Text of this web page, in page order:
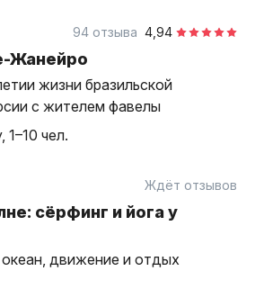
4,94
94 отзыва
Жанейро
жизни бразильской
с жителем фавелы
1–10 чел.
Ждёт отзывов
сёрфинг и йога у
движение и отдых